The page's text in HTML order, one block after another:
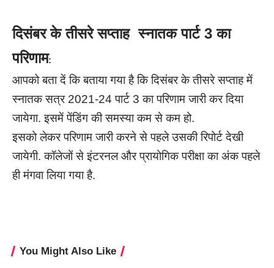
दिसंबर के तीसरे सप्ताह स्नातक पार्ट 3 का
परिणाम:
आपको बता दें कि बताया गया है कि दिसंबर के तीसरे सप्ताह में
स्नातक सत्र 2021-24 पार्ट 3 का परिणाम जारी कर दिया
जायेगा. इसमें पेंडिंग की समस्या कम से कम हो.
इसको लेकर परिणाम जारी करने से पहले उसकी रिपोर्ट देखी
जायेगी. कॉलेजों से इंटरनल और प्रायोगिक परीक्षा का अंक पहले
ही मंगवा लिया गया है.
You Might Also Like